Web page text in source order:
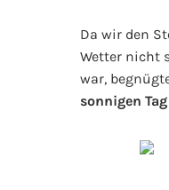
Da wir den
Wetter nicht
war,
sonnigen